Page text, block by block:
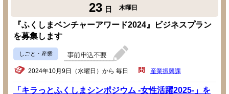
23 日 木曜日
『ふくしまベンチャーアワード2024』ビジネスプラン
を募集します
しごと・産業
2024年10月9日（水曜日）から 毎日 産業振興課
「キラっとふくしまシンポジウム -女性活躍2025-」を